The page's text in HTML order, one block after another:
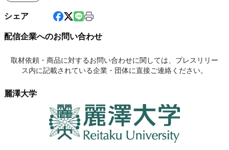
シェア
配信企業へのお問い合わせ
取材依頼・商品に対するお問い合わせに関しては、プレスリリー
ス内に記載されている企業・団体に直接ご連絡ください。
麗澤大学